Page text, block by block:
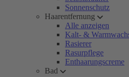
Sonnenschutz
Haarentfernung
Alle anzeigen
Kalt- &
Rasierer
Rasurpflege
Enthaarungscreme
Bad